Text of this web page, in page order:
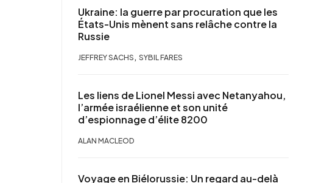
Ukraine: la guerre par procuration que les
États-Unis mènent sans relâche contre la
Russie
JEFFREY SACHS , SYBIL FARES
Les liens de Lionel Messi avec Netanyahou,
l’armée israélienne et son unité
d’espionnage d’élite 8200
ALAN MACLEOD
Voyage en Biélorussie: Un regard au-delà